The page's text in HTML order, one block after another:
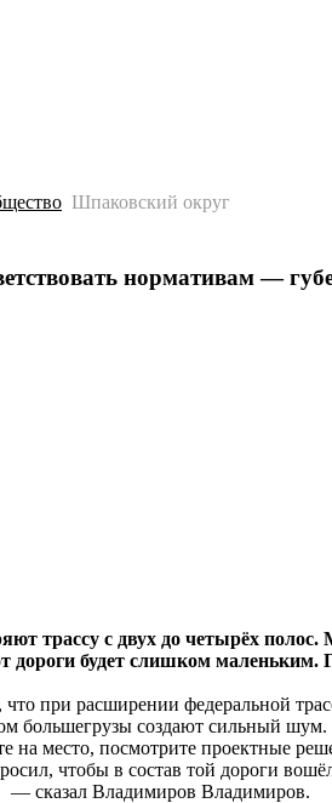
Шпаковский округ
нормативам —
трассу с двух до четырёх
дороги будет слишком
при расширении федеральной
большегрузы создают сильный шум.
место, посмотрите проектные
чтобы в состав той дороги
— сказал Владимиров Владимиров.